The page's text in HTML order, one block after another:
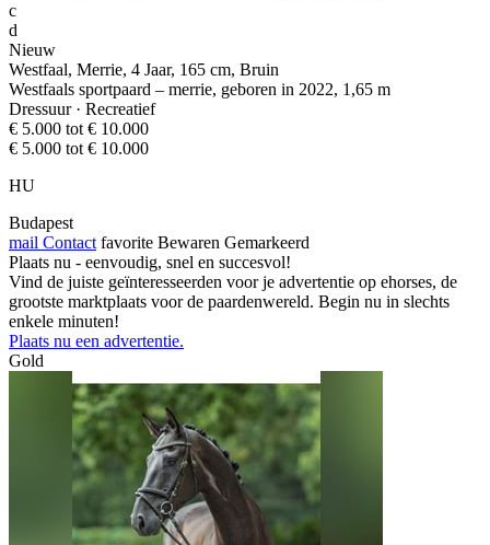
c
d
Nieuw
Westfaal, Merrie, 4 Jaar, 165 cm, Bruin
Westfaals sportpaard – merrie, geboren in 2022, 1,65 m
Dressuur · Recreatief
€ 5.000 tot € 10.000
€ 5.000 tot € 10.000
HU
Budapest
mail Contact favorite Bewaren Gemarkeerd
Plaats nu - eenvoudig, snel en succesvol!
Vind de juiste geïnteresseerden voor je advertentie op ehorses, de
grootste marktplaats voor de paardenwereld. Begin nu in slechts
enkele minuten!
Plaats nu een advertentie.
Gold